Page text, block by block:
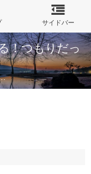
！つもりだっ